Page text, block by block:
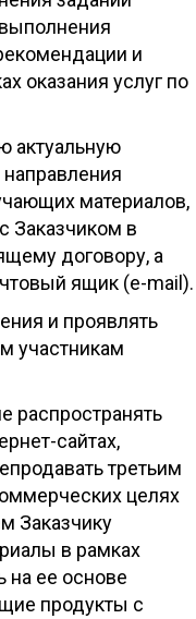
и
оказания услуг по
актуальную
материалов,
Заказчиком в
договору, а
ящик (e-mail).
и проявлять
участникам
распространять
сайтах,
третьим
целях
Заказчику
в рамках
на ее основе
продукты с